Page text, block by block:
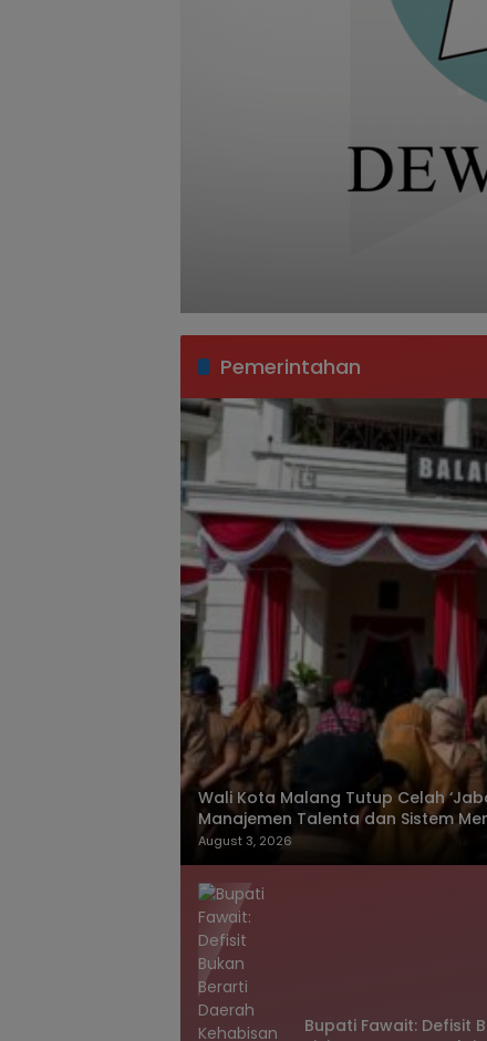
Pemerintahan
Wali Kota Malang Tutup Celah
Manajemen Talenta dan Sistem
August 3, 2026
Bupati Fawait: Defisit